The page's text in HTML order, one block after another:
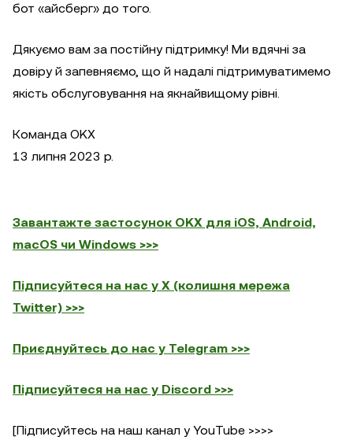
бот «айсберг» до того.
Дякуємо вам за постійну підтримку! Ми вдячні за
довіру й запевняємо, що й надалі підтримуватимемо
якість обслуговування на якнайвищому рівні.
Команда OKX
13 липня 2023 р.
Завантажте застосунок OKX для iOS, Android,
macOS чи Windows >>>
Підписуйтеся на нас у X (колишня мережа
Twitter) >>>
Приєднуйтесь до нас у Telegram >>>
Підписуйтеся на нас у Discord >>>
[Підписуйтесь на наш канал у YouTube >>>>